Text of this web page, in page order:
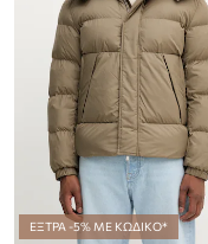
ΕΞΤΡΑ -5% ΜΕ ΚΩΔΙΚΟ*